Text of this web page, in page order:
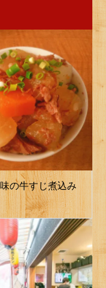
の牛すじ煮込み